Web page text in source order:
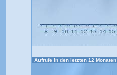
Aufrufe in den letzten 12 Monaten